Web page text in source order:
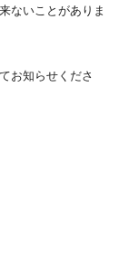
ないことがありま
お知らせくださ